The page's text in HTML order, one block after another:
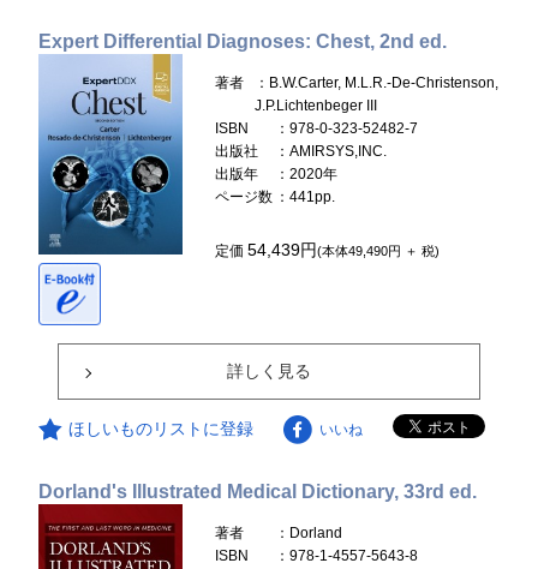
Expert Differential Diagnoses: Chest, 2nd ed.
著者
：B.W.Carter, M.L.R.-De-Christenson,
J.P.Lichtenbeger III
ISBN
：978-0-323-52482-7
出版社
：AMIRSYS,INC.
出版年
：2020年
ページ数 ：441pp.
定価54,439円(本体49,490円 ＋ 税)
詳しく見る
ほしいものリストに登録 いいね
Dorland's Illustrated Medical Dictionary, 33rd ed.
著者
：Dorland
ISBN
：978-1-4557-5643-8